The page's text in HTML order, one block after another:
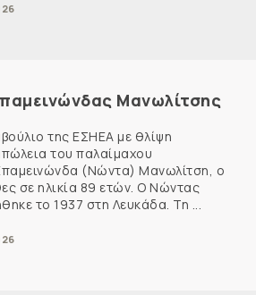
Μανωλίτσης
της ΕΣΗΕΑ με θλίψη
του παλαίμαχου
(Νώντα) Μανωλίτση, ο
σε ηλικία 89 ετών. Ο Νώντας
το 1937 στη Λευκάδα. Τη ...